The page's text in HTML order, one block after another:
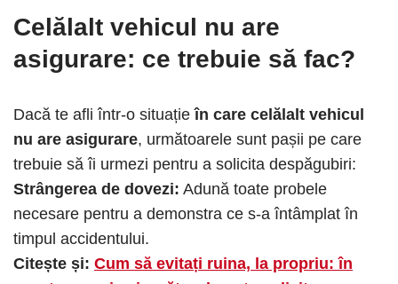
Celălalt vehicul nu are
asigurare: ce trebuie să fac?
Dacă te afli într-o situațieîn care celălalt vehicul
nu are asigurare, următoarele sunt pașii pe care
trebuie să îi urmezi pentru a solicita despăgubiri:
Strângerea de dovezi: Adună toate probele
necesare pentru a demonstra ce s-a întâmplat în
timpul accidentului.
Citește și: Cum să evitați ruina, la propriu: în